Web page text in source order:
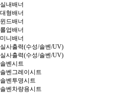
실내배너
대형배너
윈드배너
롤업배너
미니배너
실사출력(수성/솔벤/UV)
실사출력(수성/솔벤/UV)
솔벤시트
솔벤그레이시트
솔벤투명시트
솔벤차량용시트